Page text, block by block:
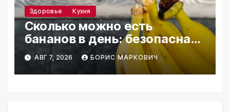
Здоровье Кухня
Сколько можно есть
бананов в день: безопасная
норма
АВГ 7, 2026 БОРИС МАРКОВИЧ